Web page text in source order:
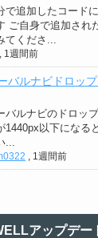
で追加したコード
ご自身で追加され
てくださ...
1週間前
バルナビドロッ
バルナビのドロッ
1440px以下になる
...
1週間前
アップデー